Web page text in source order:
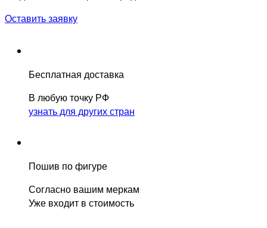
Оставить заявку
Бесплатная доставка
В любую точку РФ
узнать для других стран
Пошив по фигуре
Согласно вашим меркам
Уже входит в стоимость